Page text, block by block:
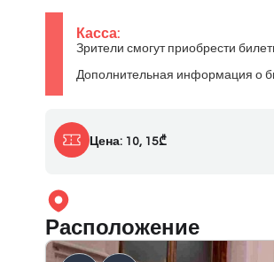
Касса:
Зрители смогут приобрести
Дополнительная информация о
Цена: 10, 15₾
Расположение